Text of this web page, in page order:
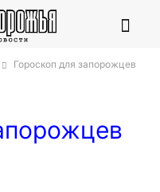
Гороскоп для запорожцев